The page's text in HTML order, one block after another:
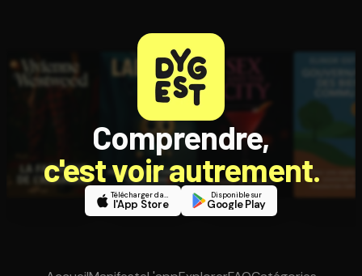
Comprendre,
c'est voir autrement.
Télécharger dans
l'App Store
Disponible sur
Google Play